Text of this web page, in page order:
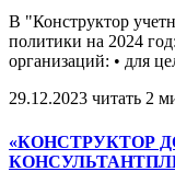
В "Конструктор
политики на 2024
организаций: • для
29.12.2023 читать 2
«КОНСТРУКТОР